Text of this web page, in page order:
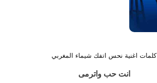
كلمات اغنية نحس اتفك شيماء المغربي
انت حب واترمى